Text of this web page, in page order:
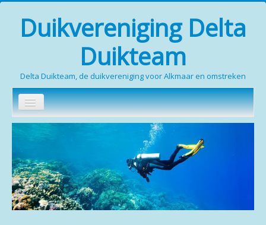
Duikvereniging Delta
Duikteam
Delta Duikteam, de duikvereniging voor Alkmaar en omstreken
Home
Duikopleidingen
Media
Zoeken...